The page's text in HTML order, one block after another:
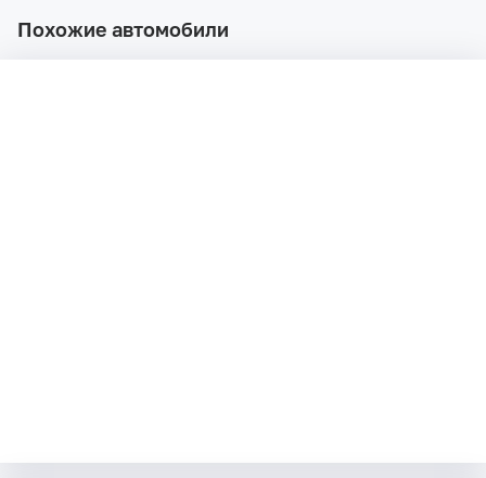
Похожие автомобили